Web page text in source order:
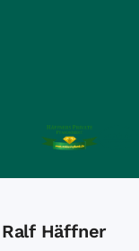
Häffner